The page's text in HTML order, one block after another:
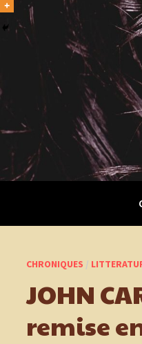
CHRONIQUES /
JOHN
remise